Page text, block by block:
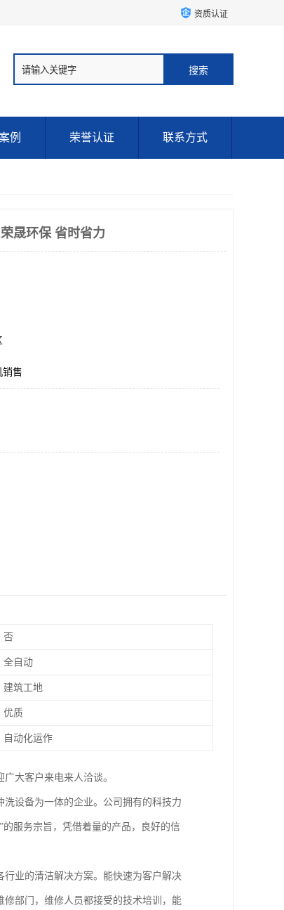
资质认证
例 荣誉认证 联系方式
晟环保 省时省力
销售
否
全自动
建筑工地
优质
自动化运作
大客户来电来人洽谈。
设备为一体的企业。公司拥有的科技力
服务宗旨，凭借着量的产品，良好的信
业的清洁解决方案。能快速为客户解决
部门，维修人员都接受的技术培训，能